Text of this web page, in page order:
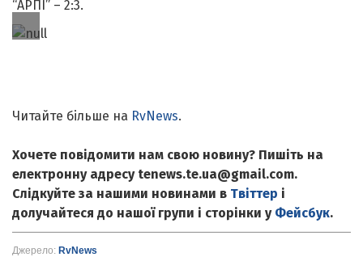
“АРПІ” – 2:3.
Читайте більше на RvNews.
Хочете повідомити нам свою новину? Пишіть на
електронну адресу tenews.te.ua@gmail.com.
Слідкуйте за нашими новинами в Твіттер і
долучайтеся до нашої групи і сторінки у Фейсбук.
Джерело: RvNews